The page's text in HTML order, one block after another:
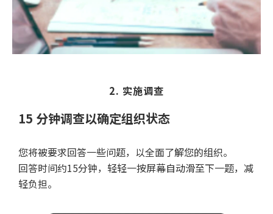
2. 实施调查
15 分钟调查以确定组织状态
您将被要求回答一些问题，以全面了解您的组织。
回答时间约15分钟，轻轻一按屏幕自动滑至下一题，减
轻负担。